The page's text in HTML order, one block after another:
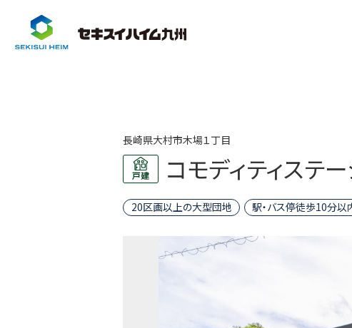
長崎県大村市木場１丁目
コモディティステ
20区画以上の大型団地 駅・バス停徒歩10分以